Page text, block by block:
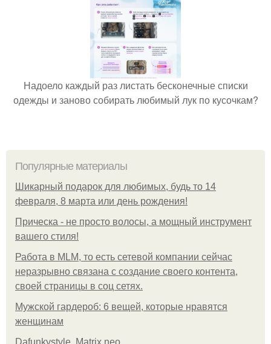
Надоело каждый раз листать бесконечные списки
одежды и заново собирать любимый лук по кусочкам?
Популярные материалы
Шикарный подарок для любимых, будь то 14
февраля, 8 марта или день рождения!
Прическа - не просто волосы, а мощный инструмент
вашего стиля!
Работа в MLM, то есть сетевой компании сейчас
неразрывно связана с создание своего контента,
своей страницы в соц сетях.
Мужской гардероб: 6 вещей, которые нравятся
женщинам
Dafunkystyle. Matrix neo.